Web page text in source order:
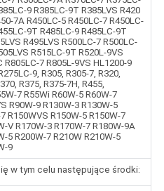
9 R385LC-9T R385LVS R420
7A R450LC-5 R450LC-7 R450LC-
9T R485LC-9 R485LC-9T
R495LVS R500LC-7 R500LC-
R515LC-9T R520L-9VS
R805LC-7 R805L-9VS HL1200-9
9, R305, R305-7, R320,
R375, R375-7H, R455,
7 R55Wi R60W-5 R60W-7
R90W-9 R130W-3 R130W-5
R150WVS R150W-5 R150W-7
V R170W-3 R170W-7 R180W-9A
5 R200W-7 R210W R210W-5
9
w tym celu następujące środki: